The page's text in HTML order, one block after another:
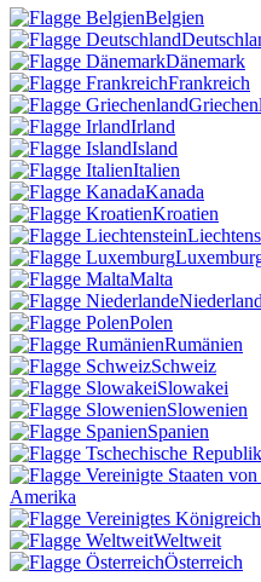
Belgien
Dänemark
Frankreich
Irland
Island
Italien
Kanada
Kroatien
Malta
Polen
Rumänien
Schweiz
Slowakei
Slowenien
Spanien
Amerika
Weltweit
Österreich